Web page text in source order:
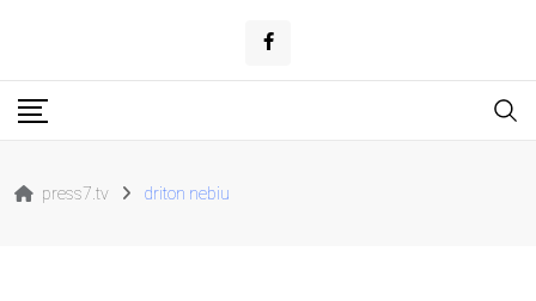
content
press7.tv driton nebiu